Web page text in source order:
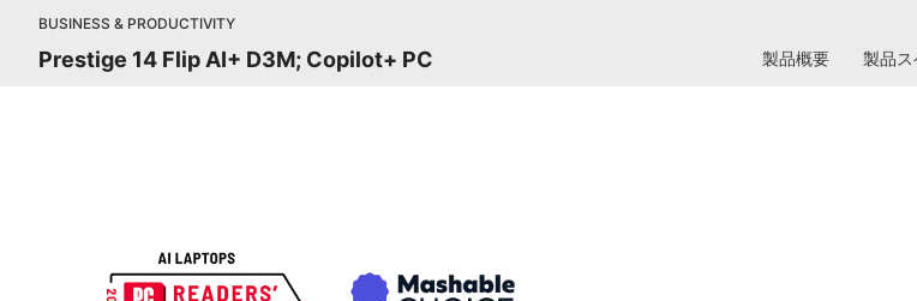
BUSINESS & PRODUCTIVITY
Prestige 14 Flip AI+ D3M; Copilot+ PC 製品概要 製品ス